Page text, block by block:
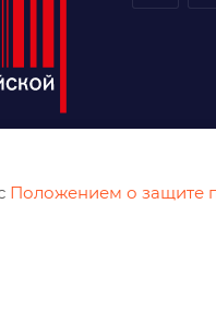
Положением о защите